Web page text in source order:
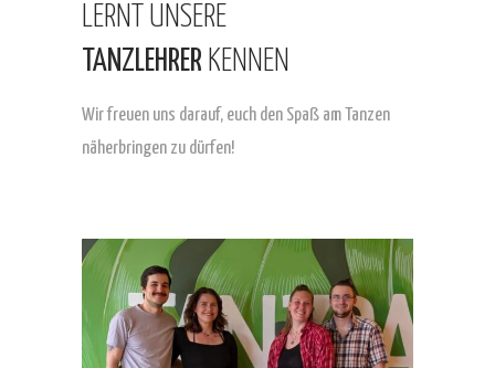
LERNT
UNSERE
TANZLEHRER KENNEN
Wir freuen uns darauf, euch den Spaß am Tanzen
näherbringen zu dürfen!